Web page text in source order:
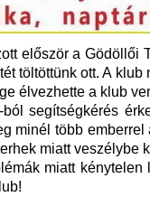
először a
töltöttünk ott. A
élvezhette a klub
segítségkérés
minél több
miatt veszélybe
miatt